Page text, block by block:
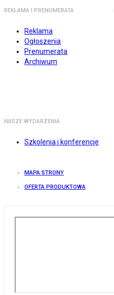
REKLAMA I PRENUMERATA
Reklama
Ogłoszenia
Prenumerata
Archiwum
NASZE WYDARZENIA
Szkolenia i konferencje
MAPA STRONY
OFERTA PRODUKTOWA